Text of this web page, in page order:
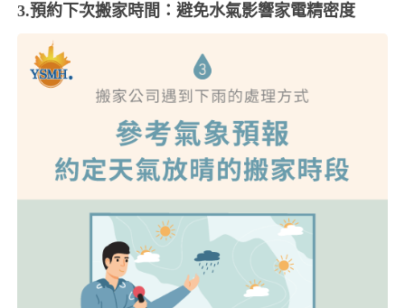
3.預約下次搬家時間：避免水氣影響家電精密度